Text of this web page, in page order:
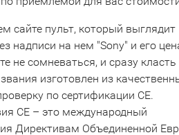
сайте пульт, который выглядит
надписи на нем "Sony" и его
не сомневаться, и сразу класть
изготовлен из
по сертификации CE.
СЕ – это международный
Директивам Объединенной